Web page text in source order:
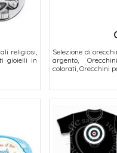
religiosi,
gioielli in
Selezione di
argento,
colorati, Orecchini